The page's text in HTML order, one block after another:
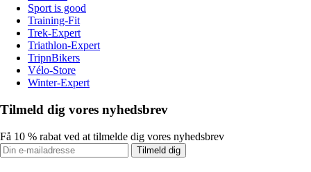
Sport is good
Training-Fit
Trek-Expert
Triathlon-Expert
TripnBikers
Vélo-Store
Winter-Expert
Tilmeld dig vores nyhedsbrev
Få 10 % rabat ved at tilmelde dig vores nyhedsbrev
Tilmeld dig